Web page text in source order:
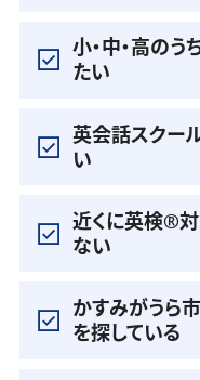
小・中・高の
たい
英会話スクー
い
近くに英検®️
ない
かすみがうら
を探している